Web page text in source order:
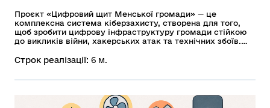
Проєкт «Цифровий щит Менської громади» — це
комплексна система кіберзахисту, створена для того,
щоб зробити цифрову інфраструктуру громади стійкою
до викликів війни, хакерських атак та технічних збоїв.
«переозброєння». 2. Захист даних та процесів. 3.
Строк реалізації: 6 м.